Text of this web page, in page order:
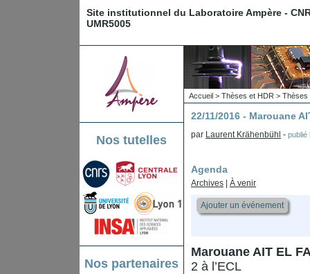
Site institutionnel du Laboratoire Ampère -
UMR5005
Nos tutelles
Nos partenaires
Accueil > Thèses et HDR > Thèses
22/11/2016 - Marouane
par Laurent Krähenbühl - publié
Agenda
Archives À venir
Ajouter un événement
Marouane AIT EL
2 à l’ECL